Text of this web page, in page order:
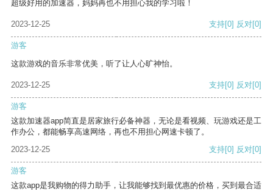
超级好用的加速器，妈妈再也不用担心我的学习啦！
2023-12-25 支持[0] 反对[0]
游客
这款游戏的音乐非常优美，听了让人心旷神怡。
2023-12-25 支持[0] 反对[0]
游客
这款加速器app简直是居家旅行必备神器，无论是看视频、玩游戏还是工
作办公，都能畅享高速网络，再也不用担心网速卡顿了。
2023-12-25
支持[0] 反对[0]
游客
这款app是我购物的得力助手，让我能够找到最优惠的价格，买到最合适